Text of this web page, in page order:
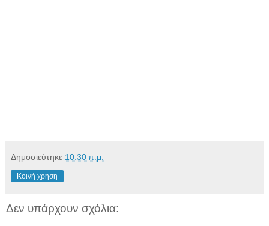
Δημοσιεύτηκε 10:30 π.μ.
Κοινή χρήση
Δεν υπάρχουν σχόλια: